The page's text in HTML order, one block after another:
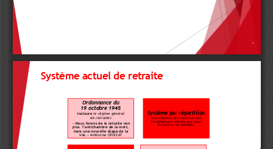
3
Système actuel de retraite
Ordonnance du
19 octobre 1945
instaure le régime général
de retraites
« Nous ferons de la retraite non
plus  l’antichambre de la mort,
mais une nouvelle étape de la
vie. » Ambroise CROIZAT
Système par répartition
Les cotisations des travailleurs sont
immédiatement utilisées pour payer
les pensions des retraités.